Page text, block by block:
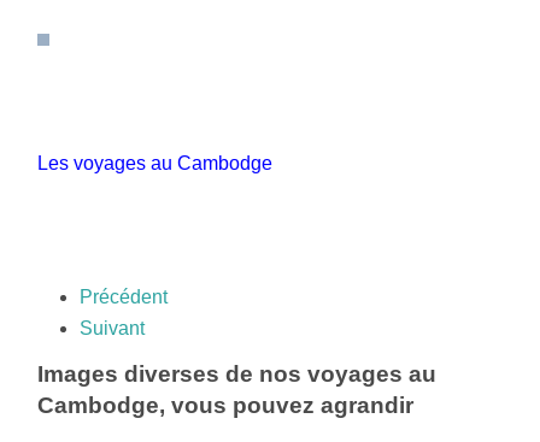
Les voyages au Cambodge
Précédent
Suivant
Images diverses de nos voyages au
Cambodge, vous pouvez agrandir